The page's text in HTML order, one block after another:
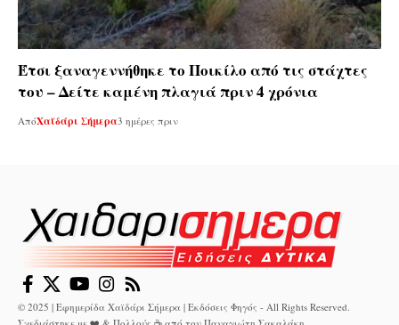
Έτσι ξαναγεννήθηκε το Ποικίλο από τις στάχτες
του – Δείτε καμένη πλαγιά πριν 4 χρόνια
ΑπόΧαϊδάρι Σήμερα3 ημέρες πριν
© 2025 | Εφημερίδα Χαϊδάρι Σήμερα | Εκδόσεις Φηγός - All Rights Reserved.